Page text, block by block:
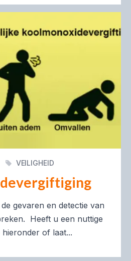
VEILIGHEID
gevaren en detectie van
Heeft u een nuttige
of laat...